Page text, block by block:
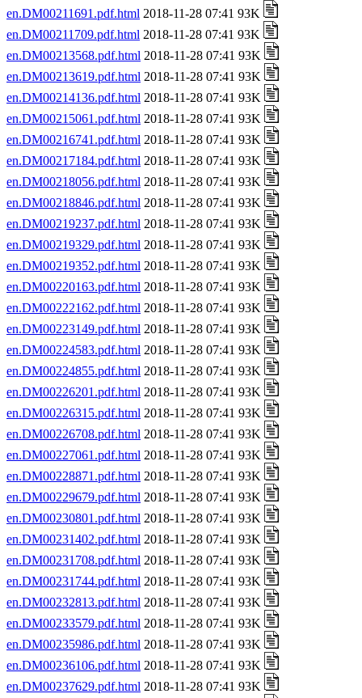
en.DM00211691.pdf.html 2018-11-28 07:41 93K
en.DM00211709.pdf.html 2018-11-28 07:41 93K
en.DM00213568.pdf.html 2018-11-28 07:41 93K
en.DM00213619.pdf.html 2018-11-28 07:41 93K
en.DM00214136.pdf.html 2018-11-28 07:41 93K
en.DM00215061.pdf.html 2018-11-28 07:41 93K
en.DM00216741.pdf.html 2018-11-28 07:41 93K
en.DM00217184.pdf.html 2018-11-28 07:41 93K
en.DM00218056.pdf.html 2018-11-28 07:41 93K
en.DM00218846.pdf.html 2018-11-28 07:41 93K
en.DM00219237.pdf.html 2018-11-28 07:41 93K
en.DM00219329.pdf.html 2018-11-28 07:41 93K
en.DM00219352.pdf.html 2018-11-28 07:41 93K
en.DM00220163.pdf.html 2018-11-28 07:41 93K
en.DM00222162.pdf.html 2018-11-28 07:41 93K
en.DM00223149.pdf.html 2018-11-28 07:41 93K
en.DM00224583.pdf.html 2018-11-28 07:41 93K
en.DM00224855.pdf.html 2018-11-28 07:41 93K
en.DM00226201.pdf.html 2018-11-28 07:41 93K
en.DM00226315.pdf.html 2018-11-28 07:41 93K
en.DM00226708.pdf.html 2018-11-28 07:41 93K
en.DM00227061.pdf.html 2018-11-28 07:41 93K
en.DM00228871.pdf.html 2018-11-28 07:41 93K
en.DM00229679.pdf.html 2018-11-28 07:41 93K
en.DM00230801.pdf.html 2018-11-28 07:41 93K
en.DM00231402.pdf.html 2018-11-28 07:41 93K
en.DM00231708.pdf.html 2018-11-28 07:41 93K
en.DM00231744.pdf.html 2018-11-28 07:41 93K
en.DM00232813.pdf.html 2018-11-28 07:41 93K
en.DM00233579.pdf.html 2018-11-28 07:41 93K
en.DM00235986.pdf.html 2018-11-28 07:41 93K
en.DM00236106.pdf.html 2018-11-28 07:41 93K
en.DM00237629.pdf.html 2018-11-28 07:41 93K